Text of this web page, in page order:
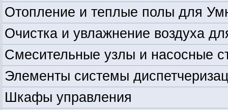
Отопление и теплые полы для
Очистка и увлажнение воздуха
Смесительные узлы и насосные
Элементы системы
Шкафы управления